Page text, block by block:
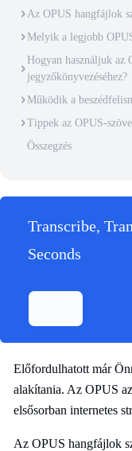
Az OPUS hangfájlok
Melyik a legjobb
Hogyan használjuk az
jegyzőkönyvezéséhez?
Működik a
Tippek az OPUS-
Összegzés
Transcribe,
Seconds
Előfordulhatott már
alakítania. Az OPUS
elsősorban internetes
Az OPUS hangfájlok